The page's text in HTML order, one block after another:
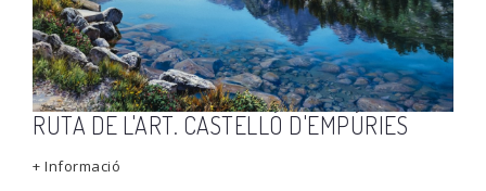
RUTA DE L'ART. CASTELLÓ D'EMPÚRIES
+ Informació